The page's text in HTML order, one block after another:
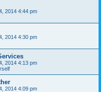
2014 4:44 pm
2014 4:30 pm
2014 4:13 pm
2014 4:09 pm